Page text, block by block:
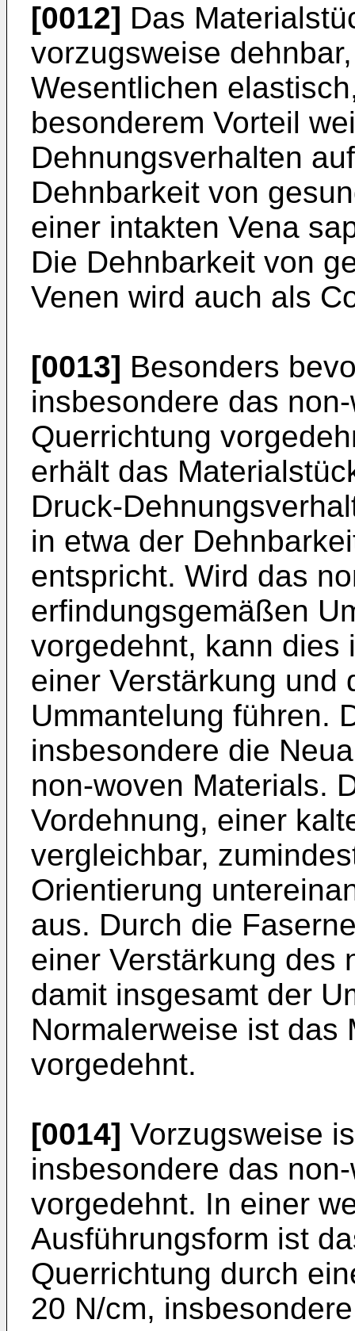
[0012] Das
vorzugsweise
Wesentlichen
besonderem Vorteil
Dehnungsverhalten
Dehnbarkeit von
einer intakten Vena
Die Dehnbarkeit von
Venen wird auch als
[0013] Besonders
insbesondere das
Querrichtung
erhält das
Druck-
in etwa der
entspricht. Wird das
erfindungsgemäßen
vorgedehnt, kann dies
einer Verstärkung und
Ummantelung führen.
insbesondere die
non-woven Materials.
Vordehnung, einer
vergleichbar,
Orientierung
aus. Durch die
einer Verstärkung des
damit insgesamt der
Normalerweise ist das
vorgedehnt.
[0014] Vorzugsweise
insbesondere das
vorgedehnt. In einer
Ausführungsform ist
Querrichtung durch
20 N/cm,